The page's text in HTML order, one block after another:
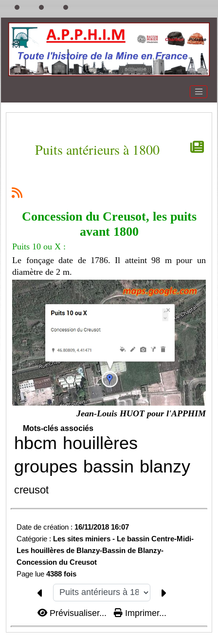
Puits antérieurs à 1800
Concession du Creusot, les puits
avant 1800
Puits 10 ou X :
Le fonçage date de 1786. Il atteint 98 m pour un
diamètre de 2 m.
Jean-Louis HUOT pour l'APPHIM
Mots-clés associés
hbcm houillères
groupes bassin blanzy
creusot
Date de création : 16/11/2018 16:07
Catégorie : Les sites miniers - Le bassin Centre-Midi-
Les houillères de Blanzy-Bassin de Blanzy-
Concession du Creusot
Page lue4388 fois
Prévisualiser... Imprimer...